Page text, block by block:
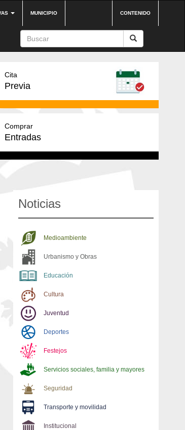
MUNICIPIO CONTENIDO
Cita
Previa
Comprar
Entradas
Noticias
Medioambiente
Urbanismo y Obras
Educación
Cultura
Juventud
Deportes
Festejos
Servicios sociales, familia y mayores
Seguridad
Transporte y movilidad
Institucional